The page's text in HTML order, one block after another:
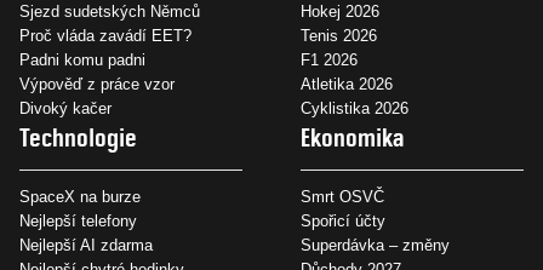
Sjezd sudetských Němců
Proč vláda zavádí EET?
Padni komu padni
Výpověď z práce vzor
Divoký kačer
Hokej 2026
Tenis 2026
F1 2026
Atletika 2026
Cyklistika 2026
Technologie
SpaceX na burze
Nejlepší telefony
Nejlepší AI zdarma
Ekonomika
Smrt OSVČ
Spořicí účty
Superdávka – změny